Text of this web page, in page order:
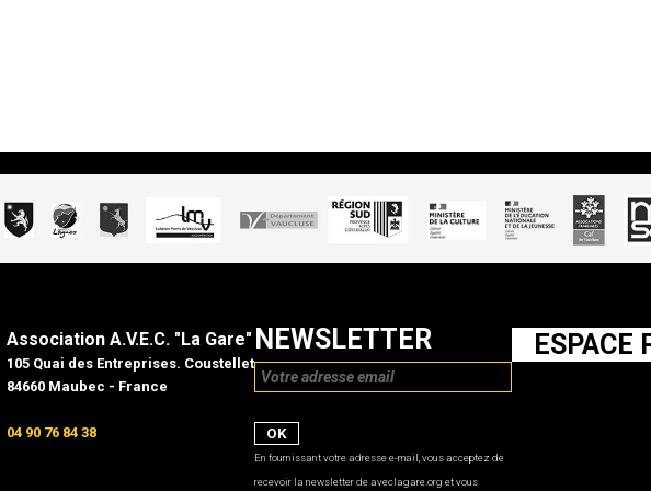
Association A.V.E.C. "La Gare"
105 Quai des Entreprises. Coustellet
84660 Maubec - France
04 90 76 84 38
NEWSLETTER
En fournissant votre adresse e-mail, vous acceptez de
recevoir la newsletter de aveclagare.org et vous
ESPACE